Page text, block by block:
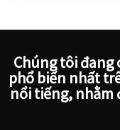
Chúng tôi đang
phổ biến nhất
nổi tiếng, nhằm